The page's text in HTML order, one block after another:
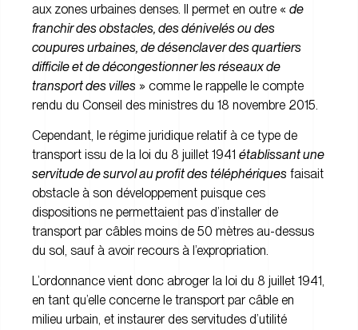
aux zones urbaines denses. Il permet en outre « de
franchir des obstacles, des dénivelés ou des
coupures urbaines, de désenclaver des quartiers
difficile et de décongestionner les réseaux de
transport des villes » comme le rappelle le compte
rendu du Conseil des ministres du 18 novembre 2015.
Cependant, le régime juridique relatif à ce type de
transport issu de la loi du 8 juillet 1941 établissant une
servitude de survol au profit des téléphériques faisait
obstacle à son développement puisque ces
dispositions ne permettaient pas d’installer de
transport par câbles moins de 50 mètres au-dessus
du sol, sauf à avoir recours à l’expropriation.
L’ordonnance vient donc abroger la loi du 8 juillet 1941,
en tant qu’elle concerne le transport par câble en
milieu urbain, et instaurer des servitudes d’utilité